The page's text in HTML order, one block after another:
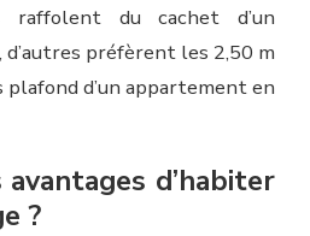
raffolent du cachet d’un
, d’autres préfèrent les 2,50 m
plafond d’un appartement en
d’habiter
?